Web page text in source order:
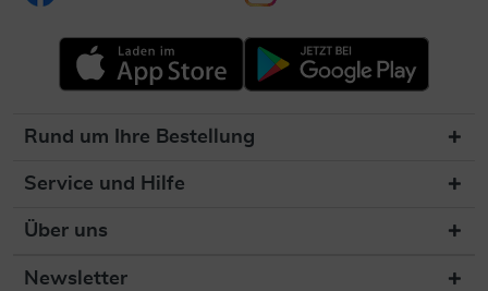
Rund um Ihre Bestellung
Service und Hilfe
Über uns
Newsletter